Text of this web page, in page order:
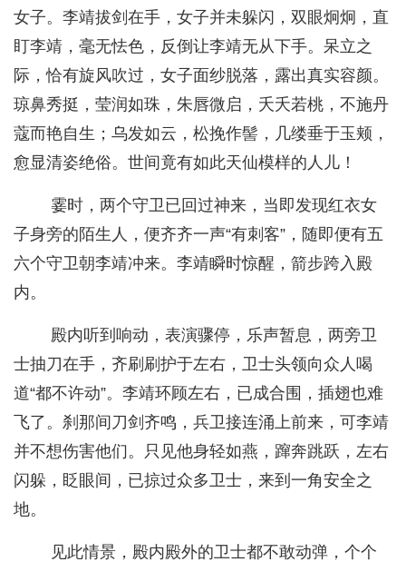
女子。李靖拔剑在手，女子并未躲闪，双眼炯炯，直
盯李靖，毫无怯色，反倒让李靖无从下手。呆立之
际，恰有旋风吹过，女子面纱脱落，露出真实容颜。
琼鼻秀挺，莹润如珠，朱唇微启，夭夭若桃，不施丹
蔻而艳自生；乌发如云，松挽作髻，几缕垂于玉颊，
愈显清姿绝俗。世间竟有如此天仙模样的人儿！
霎时，两个守卫已回过神来，当即发现红衣女
子身旁的陌生人，便齐齐一声“有刺客”，随即便有五
六个守卫朝李靖冲来。李靖瞬时惊醒，箭步跨入殿
内。
殿内听到响动，表演骤停，乐声暂息，两旁卫
士抽刀在手，齐刷刷护于左右，卫士头领向众人喝
道“都不许动”。李靖环顾左右，已成合围，插翅也难
飞了。刹那间刀剑齐鸣，兵卫接连涌上前来，可李靖
并不想伤害他们。只见他身轻如燕，蹿奔跳跃，左右
闪躲，眨眼间，已掠过众多卫士，来到一角安全之
地。
见此情景，殿内殿外的卫士都不敢动弹，个个